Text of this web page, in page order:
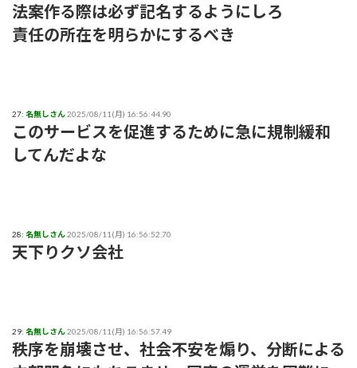
法案作る際は必ず記名するようにしろ
責任の所在を明らかにするべき
27: 名無しさん2025/08/11(月) 16:56:44.90
このサービスを促進するために急に規制緩和
してんだよな
28: 名無しさん2025/08/11(月) 16:56:52.70
天下りクソ会社
29: 名無しさん2025/08/11(月) 16:56:57.49
秩序を崩壊させ、社会不安を煽り、分断による